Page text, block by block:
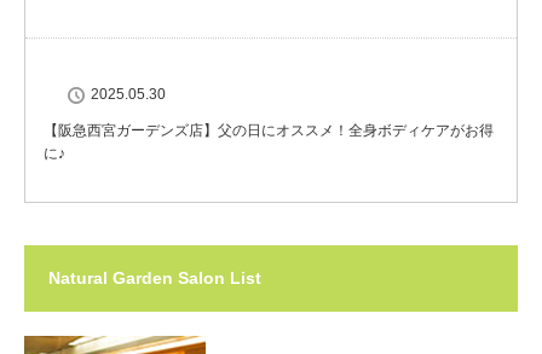
2025.05.30
【阪急西宮ガーデンズ店】父の日にオススメ！全身ボディケアがお得
に♪
Natural Garden Salon List